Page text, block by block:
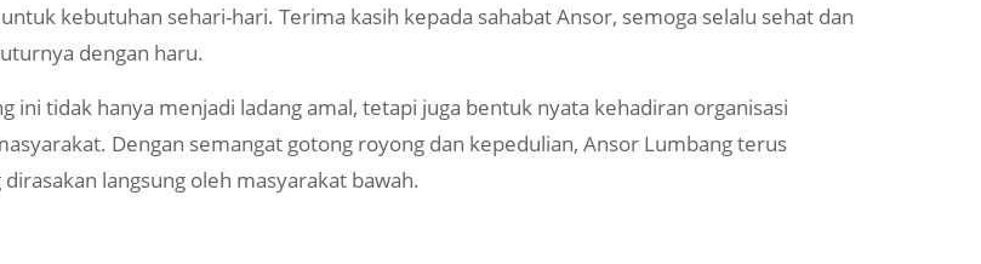
kebutuhan sehari-hari. Terima kasih kepada sahabat Ansor, semoga selalu sehat dan
dengan haru.
ini tidak hanya menjadi ladang amal, tetapi juga bentuk nyata kehadiran organisasi
Dengan semangat gotong royong dan kepedulian, Ansor Lumbang terus
langsung oleh masyarakat bawah.